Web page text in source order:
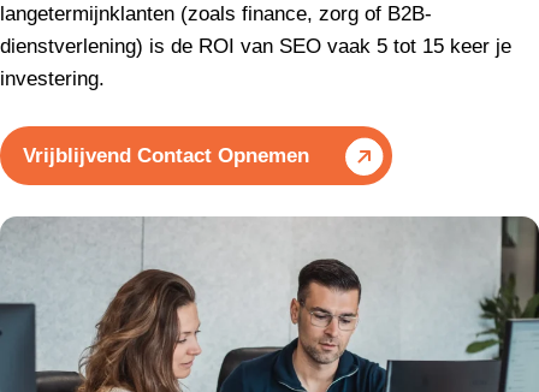
langetermijnklanten (zoals finance, zorg of B2B-
dienstverlening) is de ROI van SEO vaak 5 tot 15 keer je
investering.
Vrijblijvend Contact Opnemen